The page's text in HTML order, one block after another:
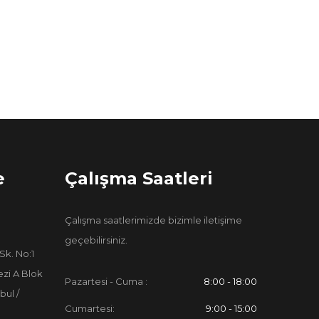
No:1
A Blok
/
Çalışma Saatleri
Çalışma saatlerimizde bizimle iletişime
geçebilirsiniz.
Pazartesi - Cuma : 8:00 - 18:00
Cumartesi: 9:00 - 15:00